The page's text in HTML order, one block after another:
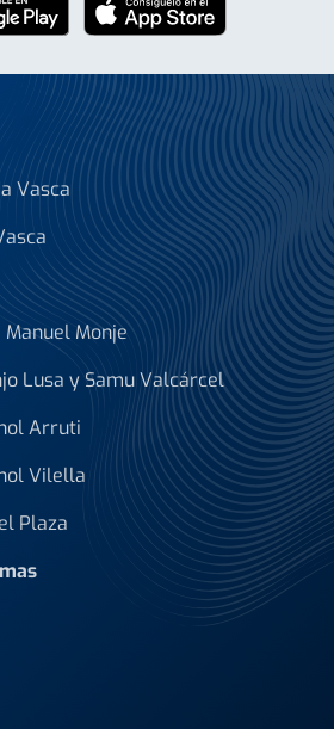
Vasca
Manuel Monje
Lusa y Samu Valcárcel
Arruti
Vilella
Plaza